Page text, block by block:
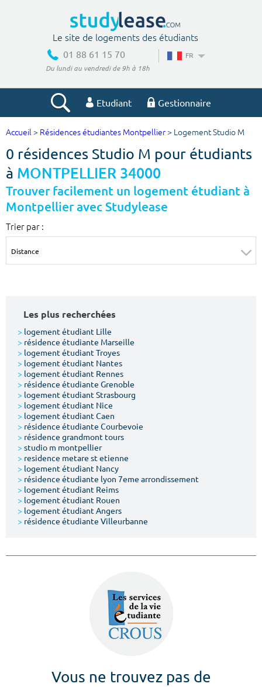
Le site de logements des étudiants
01 88 61 15 70
Du lundi au vendredi de 9h à 18h
FR
Etudiant Gestionnaire
Votre recherche
Ville, école
Type de location
Votre date d'entrée
Accueil > Résidences étudiantes Montpellier > Logement Studio M
0 résidences Studio M pour étudiants
à MONTPELLIER 34000
Trouver facilement un logement étudiant à
Montpellier avec Studylease
Trier par :
Les plus recherchées
> logement étudiant Lille
> résidence étudiante Marseille
> logement étudiant Troyes
> logement étudiant Nantes
> logement étudiant Rennes
> résidence étudiante Grenoble
> logement étudiant Strasbourg
> logement étudiant Nice
> logement étudiant Caen
> résidence étudiante Courbevoie
> résidence grandmont tours
> studio m montpellier
> residence metare st etienne
> logement étudiant Nancy
> résidence étudiante lyon 7eme arrondissement
> logement étudiant Reims
> logement étudiant Rouen
> logement étudiant Angers
> résidence étudiante Villeurbanne
Vous ne trouvez pas de